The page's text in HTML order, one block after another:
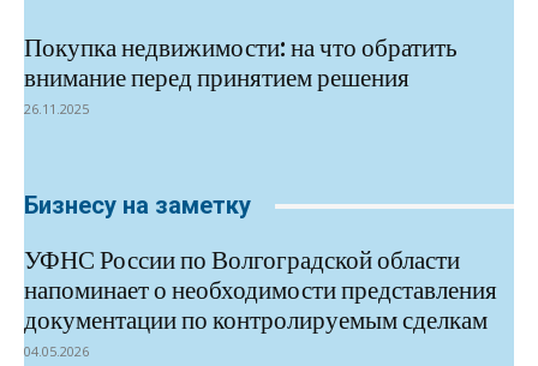
Покупка недвижимости: на что обратить
внимание перед принятием решения
26.11.2025
Бизнесу на заметку
УФНС России по Волгоградской области
напоминает о необходимости представления
документации по контролируемым сделкам
04.05.2026